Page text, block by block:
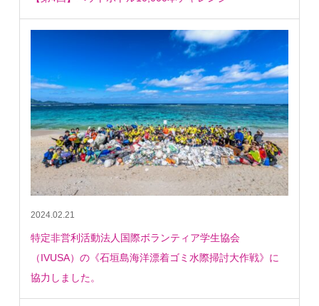
2024.02.21
特定非営利活動法人国際ボランティア学生協会
（IVUSA）の《石垣島海洋漂着ゴミ水際掃討大作戦》に
協力しました。